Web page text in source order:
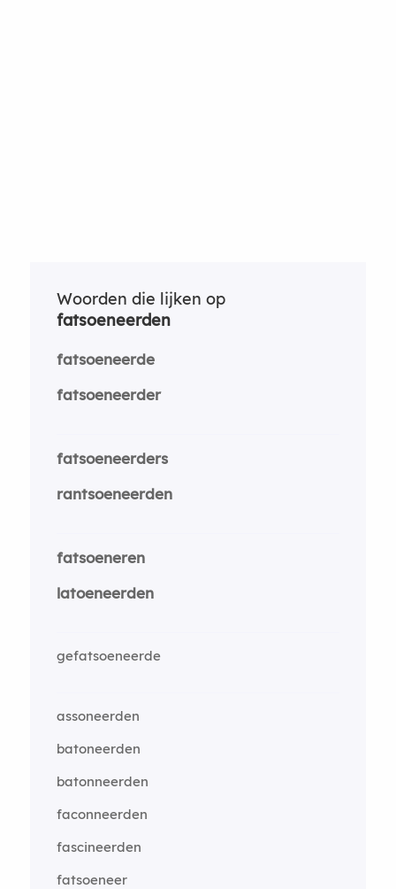
Woorden die lijken op
fatsoeneerden
fatsoeneerde
fatsoeneerder
fatsoeneerders
rantsoeneerden
fatsoeneren
latoeneerden
gefatsoeneerde
assoneerden
batoneerden
batonneerden
faconneerden
fascineerden
fatsoeneer